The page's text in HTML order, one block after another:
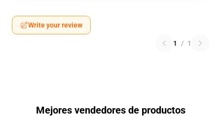
Write your review
1 / 1
Mejores vendedores de productos